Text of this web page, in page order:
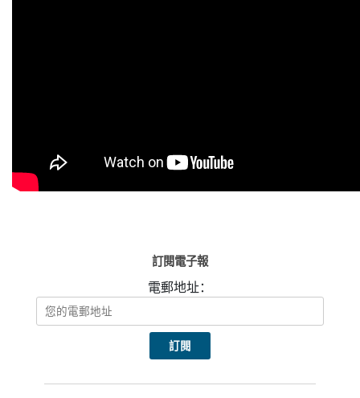
訂閱電子報
電郵地址：